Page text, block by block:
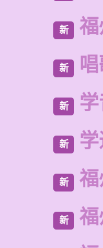
新
新
新
新
新
新